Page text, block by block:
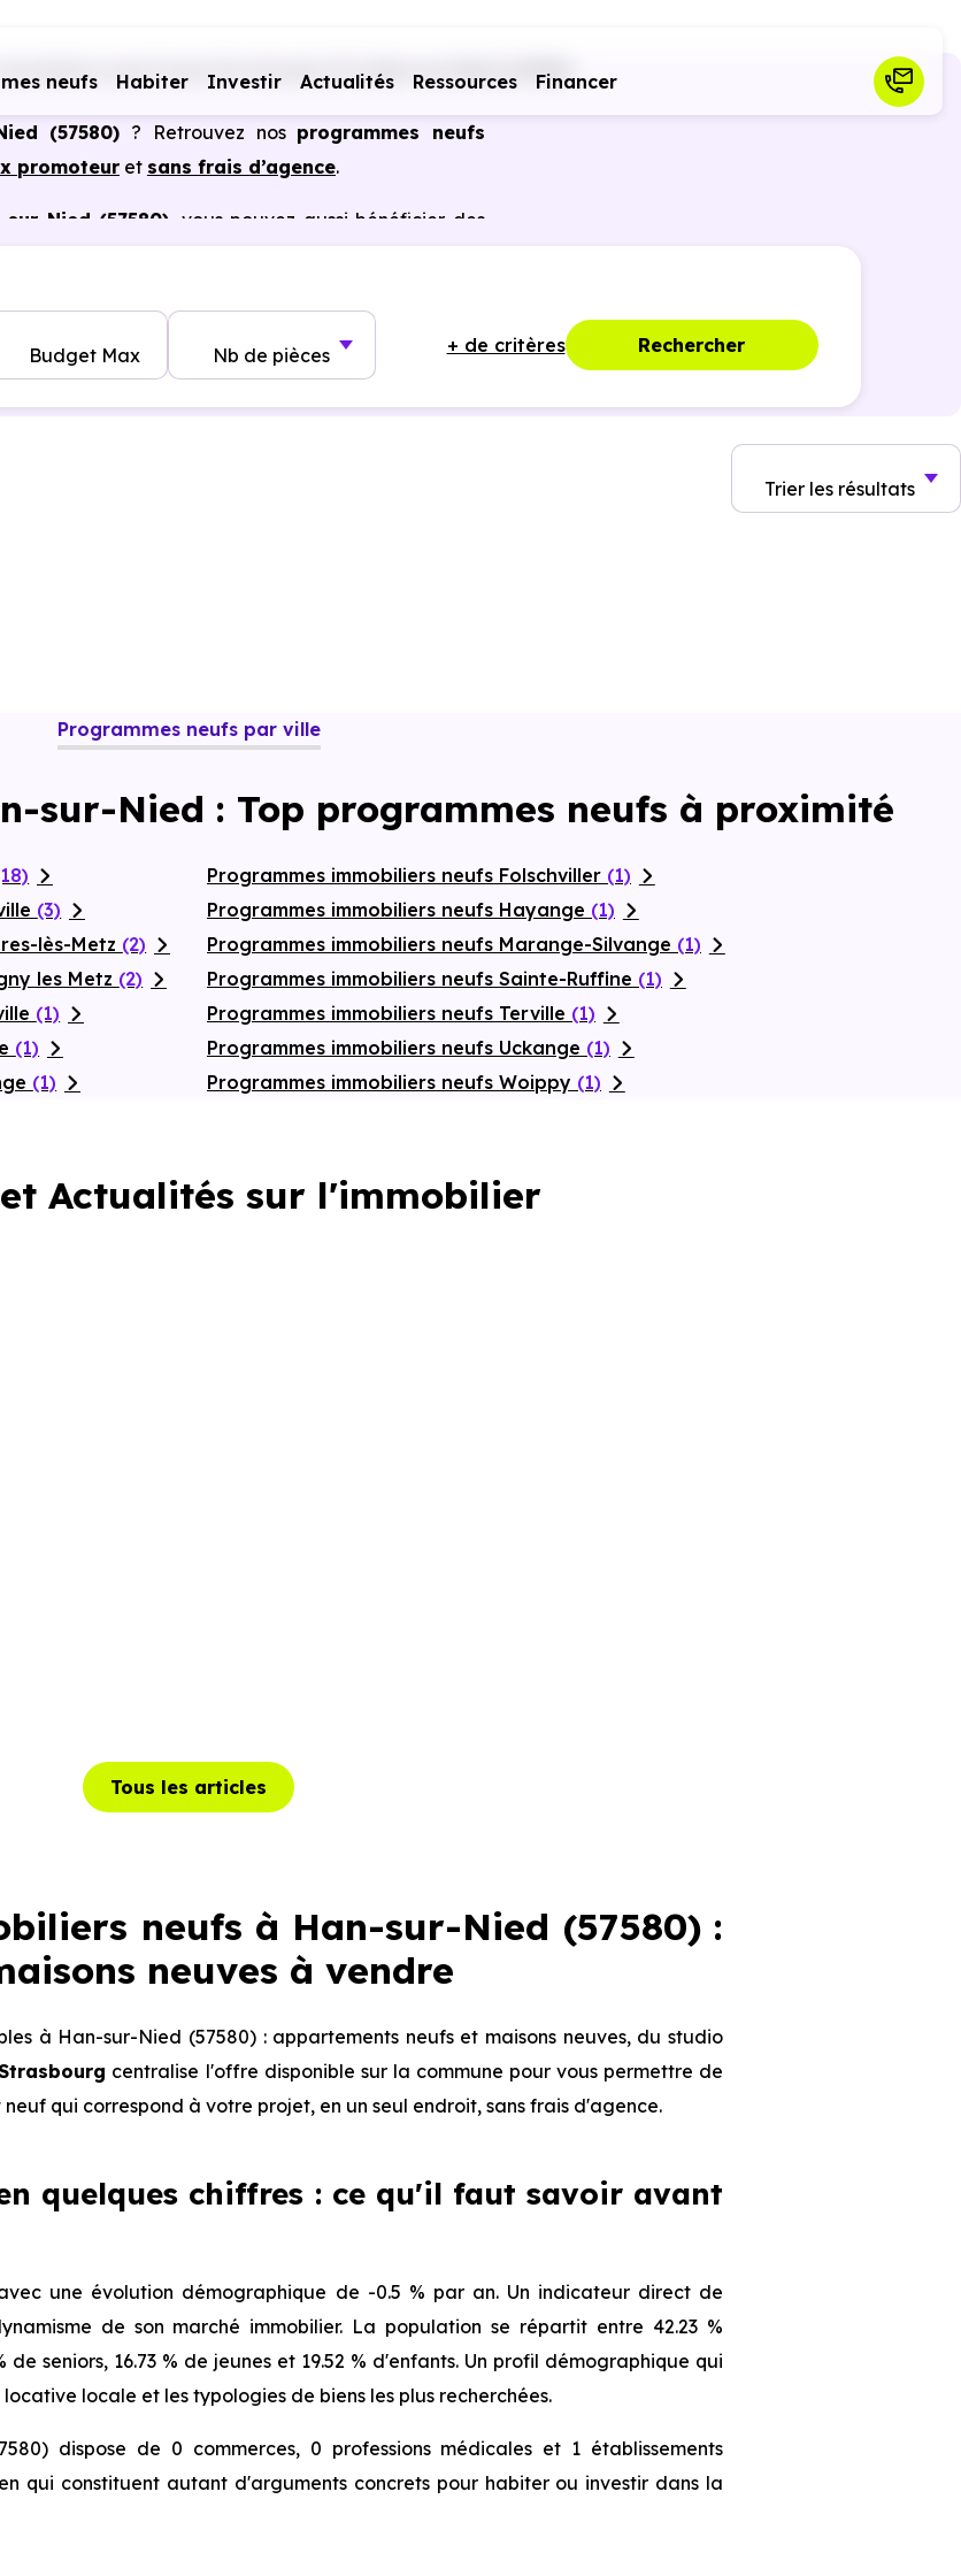
neufs Habiter Investir Actualités Ressources Financer
neufs Grand Est Moselle (57) Han-sur-Nied (57580)
(57580) ? Retrouvez nos programmes neufs
promoteur et sans frais d’agence.
Nied (57580) , vous pouvez aussi bénéficier des
Budget Max Nb de pièces + de critères Rechercher
Trier les résultats
Programmes neufs par ville
sur-Nied : Top programmes neufs à proximité
(3)
lès-Metz (2)
les Metz (2)
(1)
(1)
(1)
Programmes immobiliers neufs Folschviller (1)
Programmes immobiliers neufs Hayange (1)
Programmes immobiliers neufs Marange-Silvange (1)
Programmes immobiliers neufs Sainte-Ruffine (1)
Programmes immobiliers neufs Terville (1)
Programmes immobiliers neufs Uckange (1)
Programmes immobiliers neufs Woippy (1)
et Actualités sur l'immobilier
Tous les articles
neufs à Han-sur-Nied (57580) :
neuves à vendre
à Han-sur-Nied (57580) : appartements neufs et maisons neuves, du studio
centralise l'offre disponible sur la commune pour vous permettre de
qui correspond à votre projet, en un seul endroit, sans frais d'agence.
quelques chiffres : ce qu'il faut savoir avant
une évolution démographique de -0.5 % par an. Un indicateur direct de
de son marché immobilier. La population se répartit entre 42.23 %
de seniors, 16.73 % de jeunes et 19.52 % d'enfants. Un profil démographique qui
locale et les typologies de biens les plus recherchées.
dispose de 0 commerces, 0 professions médicales et 1 établissements
qui constituent autant d'arguments concrets pour habiter ou investir dans la